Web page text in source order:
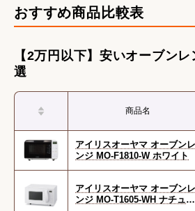
おすすめ商品比較表
【2万円以下】安いオーブン
選
商品名
アイリスオーヤマ オーブンレ
ンジ MO-F1810-W ホワイト
アイリスオーヤマ オーブンレ
ンジ MO-T1605-WH ナチュラ